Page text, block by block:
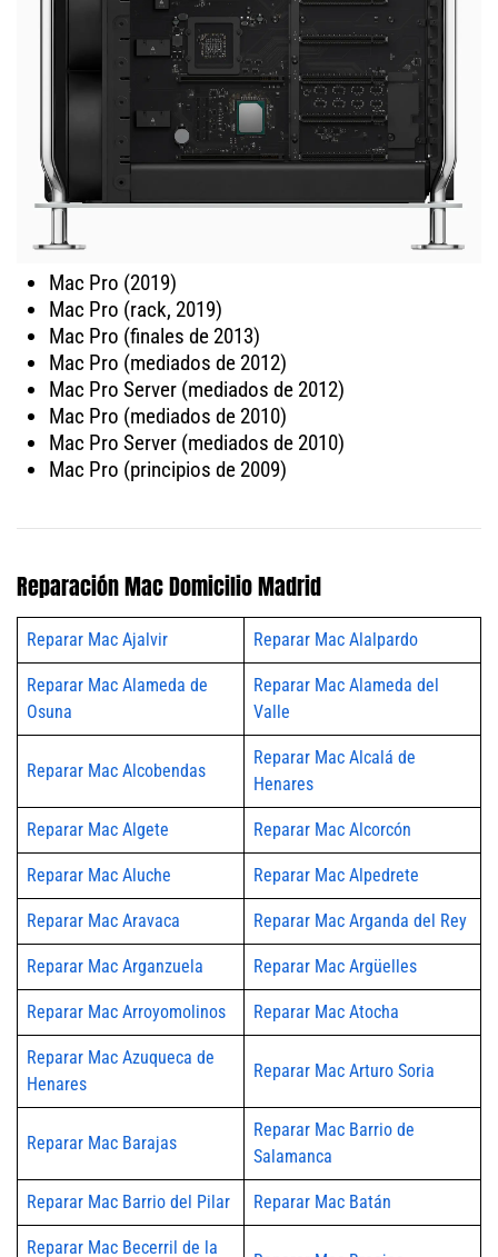
Mac Pro (2019)
Mac Pro (rack, 2019)
Mac Pro (finales de 2013)
Mac Pro (mediados de 2012)
Mac Pro Server (mediados de 2012)
Mac Pro (mediados de 2010)
Mac Pro Server (mediados de 2010)
Mac Pro (principios de 2009)
Reparación Mac Domicilio Madrid
Reparar Mac Ajalvir Reparar Mac Alalpardo
Reparar Mac Alameda de
Osuna
Reparar Mac Alameda del
Valle
Reparar Mac Alcobendas
Reparar Mac Alcalá de
Henares
Reparar Mac Algete Reparar Mac Alcorcón
Reparar Mac Aluche Reparar Mac Alpedrete
Reparar Mac Aravaca Reparar Mac Arganda del Rey
Reparar Mac Arganzuela Reparar Mac Argüelles
Reparar Mac Arroyomolinos Reparar Mac Atocha
Reparar Mac Azuqueca de
Henares
Reparar Mac Arturo Soria
Reparar Mac Barajas
Reparar Mac Barrio de
Salamanca
Reparar Mac Barrio del Pilar Reparar Mac Batán
Reparar Mac Becerril de la